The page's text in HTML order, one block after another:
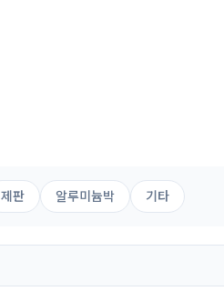
제판 알루미늄박 기타